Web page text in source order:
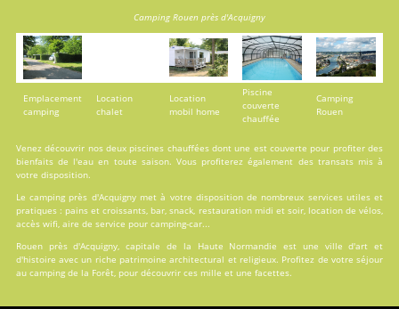
Camping Rouen près d'Acquigny
Emplacement
camping
Location
chalet
Location
mobil home
Piscine
couverte
chauffée
Camping
Rouen
Venez découvrir nos deux piscines chauffées dont une est couverte pour profiter des
bienfaits de l'eau en toute saison. Vous profiterez également des transats mis à
votre disposition.
Le camping près d'Acquigny met à votre disposition de nombreux services utiles et
pratiques : pains et croissants, bar, snack, restauration midi et soir, location de vélos,
accès wifi, aire de service pour camping-car...
Rouen près d'Acquigny, capitale de la Haute Normandie est une ville d'art et
d'histoire avec un riche patrimoine architectural et religieux. Profitez de votre séjour
au camping de la Forêt, pour découvrir ces mille et une facettes.